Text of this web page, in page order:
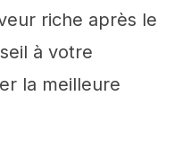
riche après le
à votre
la meilleure